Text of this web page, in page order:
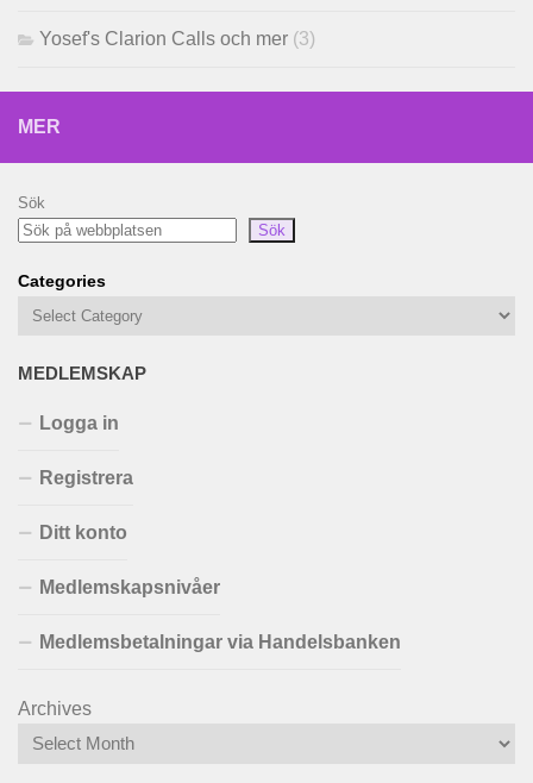
Yosef's Clarion Calls och mer (3)
MER
Sök
Sök
Categories
MEDLEMSKAP
Logga in
Registrera
Ditt konto
Medlemskapsnivåer
Medlemsbetalningar via Handelsbanken
Archives